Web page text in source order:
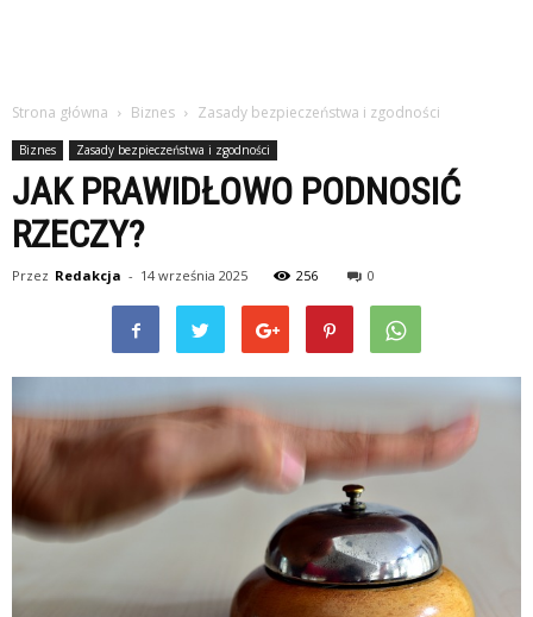
Strona główna Biznes Zasady bezpieczeństwa i zgodności
Biznes Zasady bezpieczeństwa i zgodności
JAK PRAWIDŁOWO PODNOSIĆ
RZECZY?
Przez Redakcja - 14 września 2025 256 0